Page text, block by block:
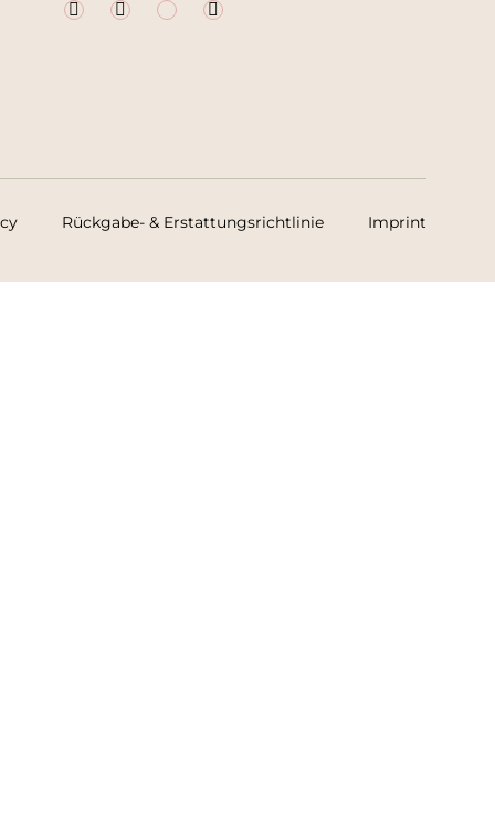
Rückgabe- & Erstattungsrichtlinie Imprint